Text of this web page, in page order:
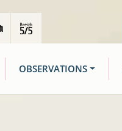
OBSERVATIONS